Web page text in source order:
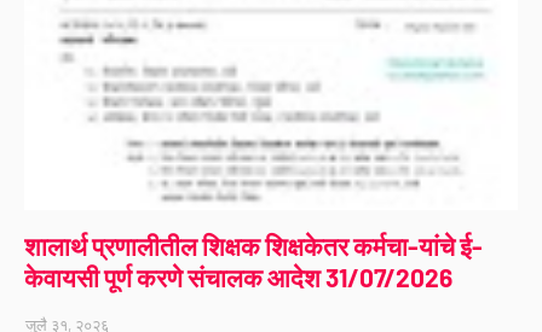
शालार्थ प्रणालीतील शिक्षक शिक्षकेतर कर्मचा-यांचे ई-
केवायसी पूर्ण करणे संचालक आदेश 31/07/2026
जुलै ३१, २०२६